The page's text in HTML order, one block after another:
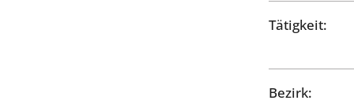
Tätigkeit:
Bezirk: